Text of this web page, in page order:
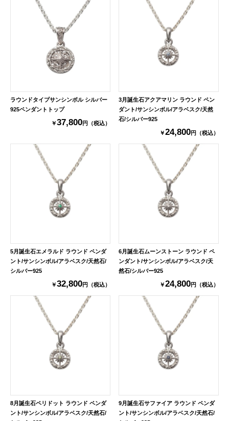
ラウンドタイプサンシンボル シルバー
925ペンダントトップ
￥37,800円（税込）
3月誕生石アクアマリン ラウンド ペン
ダント/サンシンボル/アラベスク/天然
石/シルバー925
￥24,800円（税込）
5月誕生石エメラルド ラウンド ペンダ
ント/サンシンボル/アラベスク/天然石/
シルバー925
￥32,800円（税込）
6月誕生石ムーンストーン ラウンド ペ
ンダント/サンシンボル/アラベスク/天
然石/シルバー925
￥24,800円（税込）
8月誕生石ペリドット ラウンド ペンダ
ント/サンシンボル/アラベスク/天然石/
9月誕生石サファイア ラウンド ペンダ
ント/サンシンボル/アラベスク/天然石/